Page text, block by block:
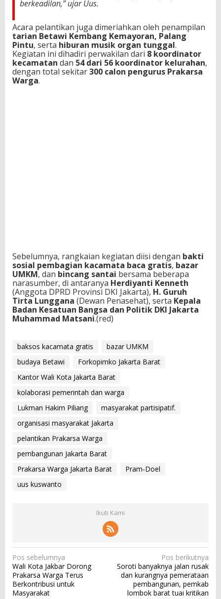
berkeadilan,” ujar Uus.
Acara pelantikan juga dimeriahkan oleh penampilan
tarian Betawi Kembang Kemayoran, Palang
Pintu, serta hiburan musik organ tunggal.
Kegiatan ini dihadiri perwakilan dari 8 koordinator
kecamatan dan 54 dari 56 koordinator kelurahan,
dengan total sekitar300 calon pengurus Prakarsa
Warga.
Sebelumnya, rangkaian kegiatan diisi dengan bakti
sosial pembagian kacamata baca gratis, bazar
UMKM, dan bincang santai bersama beberapa
narasumber, di antaranya Herdiyanti Kenneth
(Anggota DPRD Provinsi DKI Jakarta), H. Guruh
Tirta Lunggana (Dewan Penasehat), serta Kepala
Badan Kesatuan Bangsa dan Politik DKI Jakarta
Muhammad Matsani.(red)
baksos kacamata gratis
bazar UMKM
budaya Betawi
Forkopimko Jakarta Barat
Kantor Wali Kota Jakarta Barat
kolaborasi pemerintah dan warga
Lukman Hakim Piliang
masyarakat partisipatif.
organisasi masyarakat Jakarta
pelantikan Prakarsa Warga
pembangunan Jakarta Barat
Prakarsa Warga Jakarta Barat
Pram-Doel
uus kuswanto
Ikuti Kami
N
a
v
Pos sebelumnya
Wali Kota Jakbar Dorong
Prakarsa Warga Terus
Berkontribusi untuk
Masyarakat
Pos berikutnya
Soroti banyaknya jalan rusak
dan kurangnya pemerataan
pembangunan, pemkab
lombok barat tuai kritikan